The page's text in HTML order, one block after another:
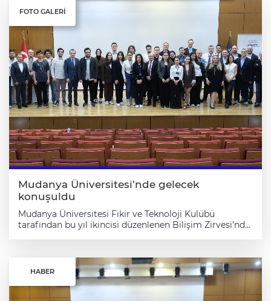
FOTO GALERI
Mudanya Üniversitesi’nde gelecek
konuşuldu
Mudanya Üniversitesi Fikir ve Teknoloji Kulübü
tarafından bu yıl ikincisi düzenlenen Bilişim Zirvesi’nde,
ve atölye çalışmaları öğrenciler için ilham verici ve
öğretici bir deneyim oldu.
HABER